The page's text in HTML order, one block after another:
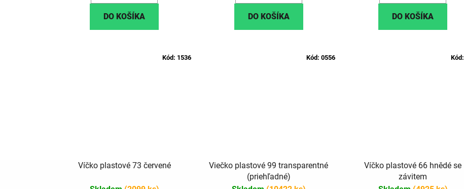
DO KOŠÍKA DO KOŠÍKA DO KOŠÍKA
Víčko plastové 73 červené
Kód: 1536
Viečko plastové 99 transparentné
(priehľadné)
Kód: 0556
Víčko plastové 66 hnědé se
závitem
Kód: